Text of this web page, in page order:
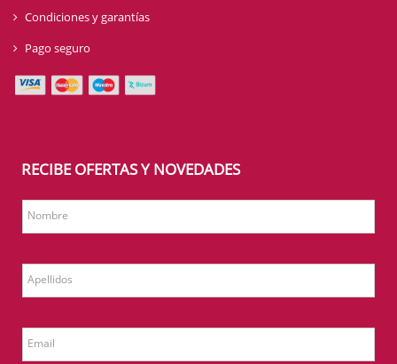
Condiciones y garantías
Pago seguro
RECIBE OFERTAS Y NOVEDADES
Nombre
Apellidos
Email